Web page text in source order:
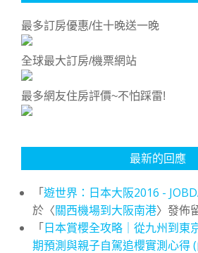
最多訂房優惠/住十晚送一晚
全球最大訂房/機票網站
最多網友住房評價~不怕踩雷!
最新的回應
「遊世界：日本大阪2016 -
於〈關西機場到大阪南港〉發佈
「日本賞櫻全攻略｜從九州到東
期預測與親子自駕追櫻實測心得